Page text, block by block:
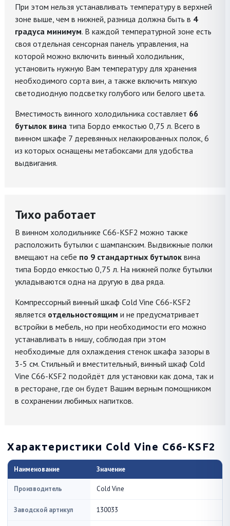
При этом нельзя устанавливать температуру в верхней
зоне выше, чем в нижней, разница должна быть в 4
градуса минимум. В каждой температурной зоне есть
своя отдельная сенсорная панель управления, на
которой можно включить винный холодильник,
установить нужную Вам температуру для хранения
необходимого сорта вин, а также включить мягкую
светодиодную подсветку голубого или белого цвета.
Вместимость винного холодильника составляет 66
бутылок вина типа Бордо емкостью 0,75 л. Всего в
винном шкафе 7 деревянных нелакированных полок, 6
из которых оснащены метабоксами для удобства
выдвигания.
Тихо работает
В винном холодильнике C66-KSF2 можно также
расположить бутылки с шампанским. Выдвижные полки
вмещают на себе по 9 стандартных бутылок вина
типа Бордо емкостью 0,75 л. На нижней полке бутылки
укладываются одна на другую в два ряда.
Компрессорный винный шкаф Cold Vine C66-KSF2
является отдельностоящим и не предусматривает
встройки в мебель, но при необходимости его можно
устанавливать в нишу, соблюдая при этом
необходимые для охлаждения стенок шкафа зазоры в
3-5 см. Стильный и вместительный, винный шкаф Cold
Vine С66-KSF2 подойдёт для установки как дома, так и
в ресторане, где он будет Вашим верным помощником
в сохранении любимых напитков.
Характеристики Cold Vine C66-KSF2
Наименование Значение
Производитель Cold Vine
Заводской артикул 130033